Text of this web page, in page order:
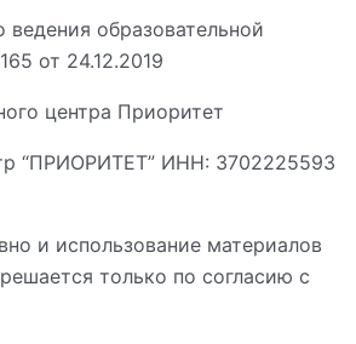
ведения образовательной
от 24.12.2019
“ПРИОРИТЕТ” ИНН: 3702225593
и использование материалов
только по согласию с